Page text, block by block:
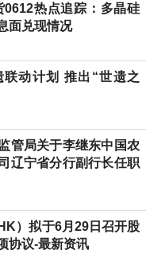
热点追踪：多晶硅
面兑现情况
动计划 推出“世遗之
管局关于李继东中国农
辽宁省分行副行长任职
）拟于6月29日召开股
协议-最新资讯